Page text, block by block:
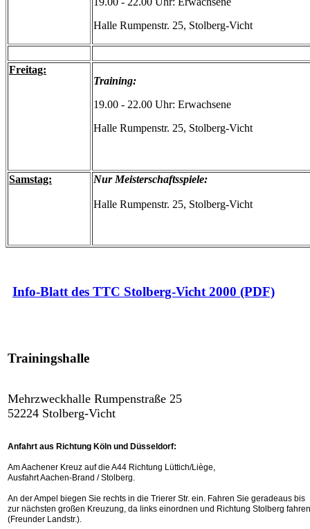
Halle Rumpenstr. 25, Stolberg-Vicht
Freitag:
Training:
19.00 - 22.00 Uhr: Erwachsene
Halle Rumpenstr. 25, Stolberg-Vicht
Samstag: Nur Meisterschaftsspiele:
Halle Rumpenstr. 25, Stolberg-Vicht
Info-Blatt des TTC Stolberg-Vicht 2000 (PDF)
Trainingshalle
Mehrzweckhalle Rumpenstraße 25
52224 Stolberg-Vicht
Anfahrt aus Richtung Köln und Düsseldorf:
Am Aachener Kreuz auf die A44 Richtung Lüttich/Liège,
Ausfahrt Aachen-Brand / Stolberg.
An der Ampel biegen Sie rechts in die Trierer Str. ein. Fahren Sie geradeaus bis
zur nächsten großen Kreuzung, da links einordnen und Richtung Stolberg fahren
(Freunder Landstr.).